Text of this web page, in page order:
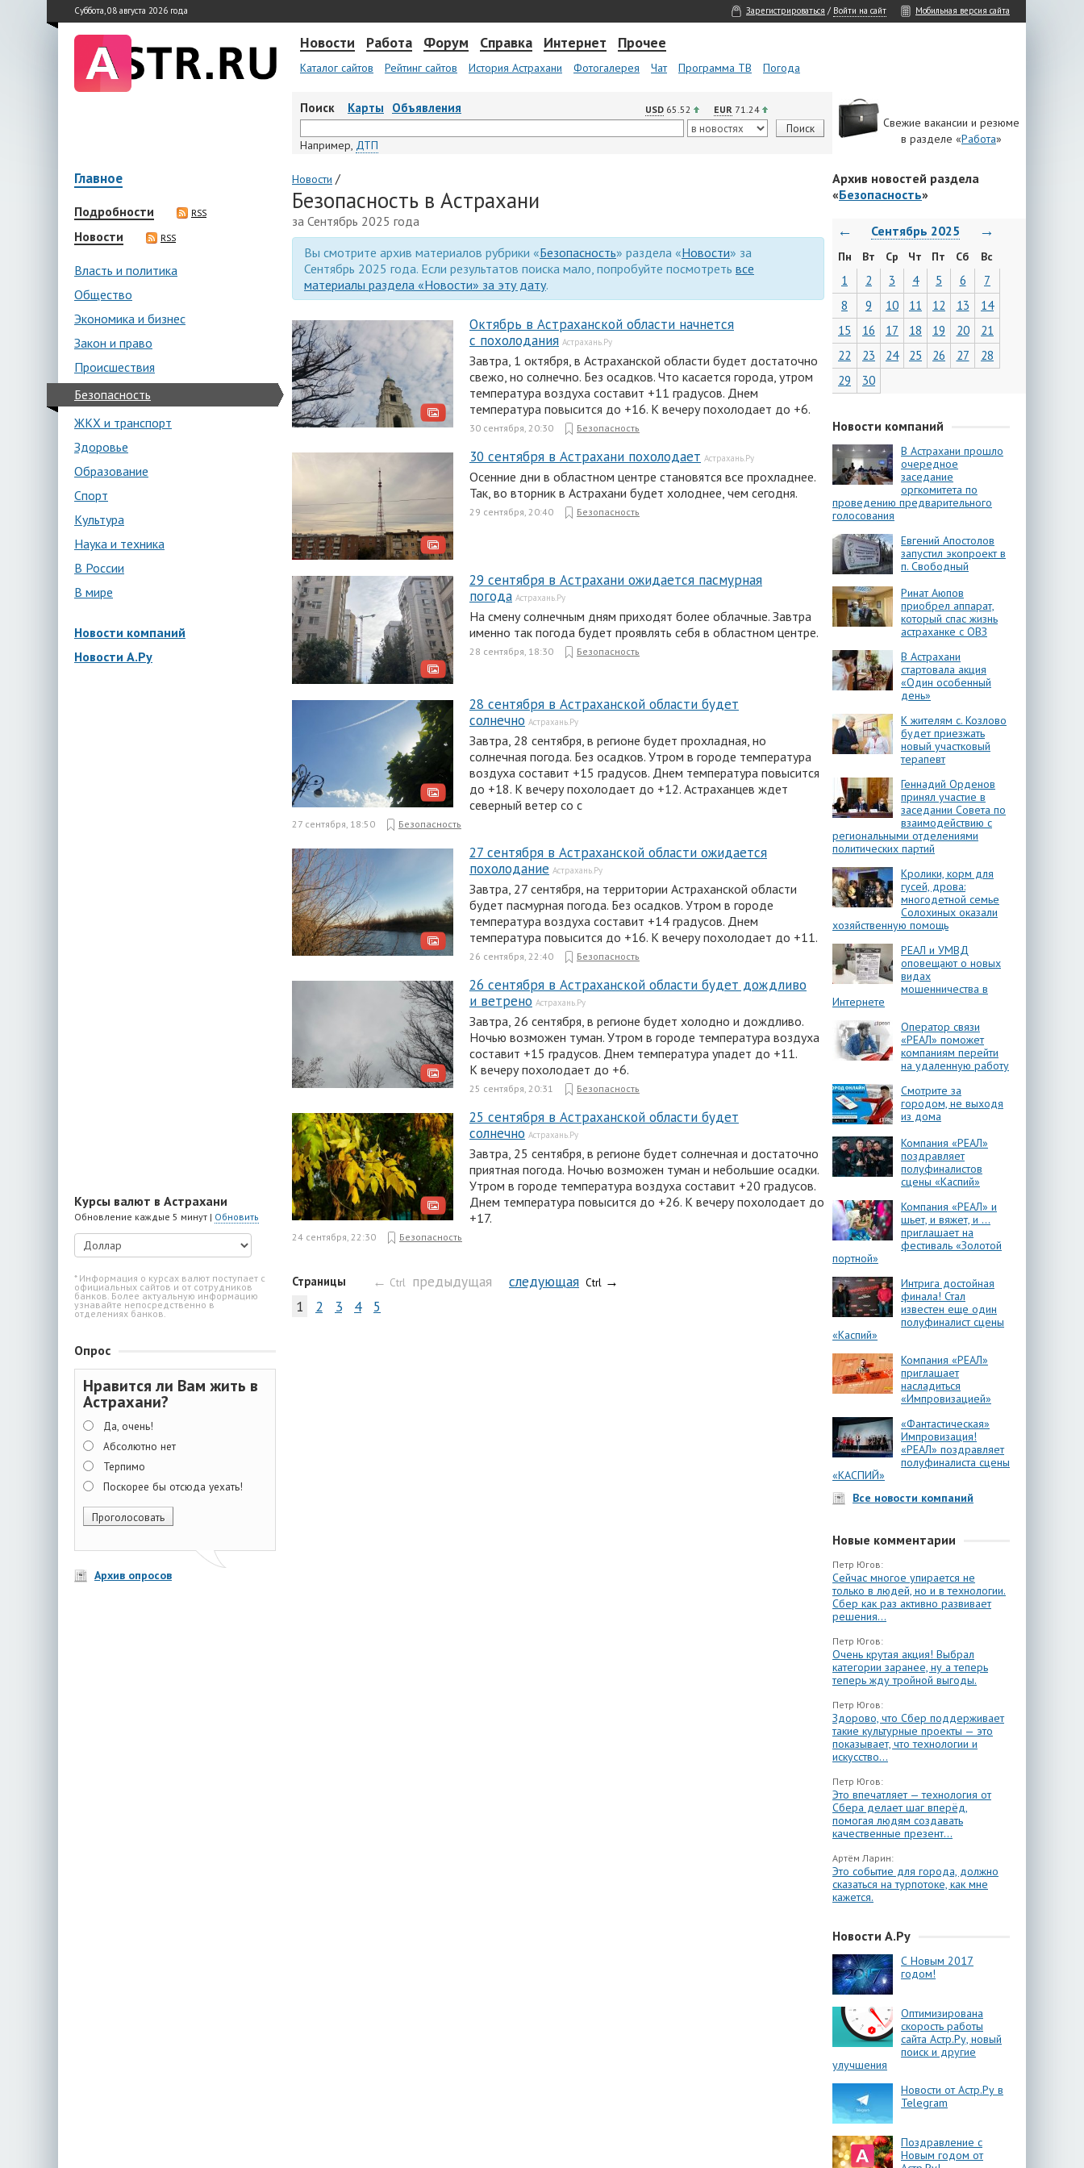
Суббота, 08 августа 2026 года Зарегистрироваться / Войти на сайт Мобильная версия сайта
Новости Работа Форум Справка Интернет Прочее
Каталог сайтов Рейтинг сайтов История Астрахани Фотогалерея Чат Программа ТВ Погода
Поиск Карты Объявления USD 65.52 EUR 71.24
Например, ДТП
Свежие вакансии и резюме
в разделе «Работа»
Главное
Подробности RSS
Новости RSS
Власть и политика
Общество
Экономика и бизнес
Закон и право
Происшествия
Безопасность
ЖКХ и транспорт
Здоровье
Образование
Спорт
Культура
Наука и техника
В России
В мире
Новости компаний
Новости А.Ру
Курсы валют в Астрахани
Обновление каждые 5 минут | Обновить
* Информация о курсах валют поступает с
официальных сайтов и от сотрудников
банков. Более актуальную информацию
узнавайте непосредственно в
отделениях банков.
Опрос
Нравится ли Вам жить в
Астрахани?
Да, очень!
Абсолютно нет
Терпимо
Поскорее бы отсюда уехать!
Архив опросов
Новости /
Безопасность в Астрахани
за Сентябрь 2025 года
Вы смотрите архив материалов рубрики «Безопасность» раздела «Новости» за
Сентябрь 2025 года. Если результатов поиска мало, попробуйте посмотреть все
материалы раздела «Новости» за эту дату.
Октябрь в Астраханской области начнется
с похолодания Астрахань.Ру
Завтра, 1 октября, в Астраханской области будет достаточно
свежо, но солнечно. Без осадков. Что касается города, утром
температура воздуха составит +11 градусов. Днем
температура повысится до +16. К вечеру похолодает до +6.
30 сентября, 20:30 Безопасность
30 сентября в Астрахани похолодает Астрахань.Ру
Осенние дни в областном центре становятся все прохладнее.
Так, во вторник в Астрахани будет холоднее, чем сегодня.
29 сентября, 20:40 Безопасность
29 сентября в Астрахани ожидается пасмурная
погода Астрахань.Ру
На смену солнечным дням приходят более облачные. Завтра
именно так погода будет проявлять себя в областном центре.
28 сентября, 18:30 Безопасность
28 сентября в Астраханской области будет
солнечно Астрахань.Ру
Завтра, 28 сентября, в регионе будет прохладная, но
солнечная погода. Без осадков. Утром в городе температура
воздуха составит +15 градусов. Днем температура повысится
до +18. К вечеру похолодает до +12. Астраханцев ждет
северный ветер со с
27 сентября, 18:50 Безопасность
27 сентября в Астраханской области ожидается
похолодание Астрахань.Ру
Завтра, 27 сентября, на территории Астраханской области
будет пасмурная погода. Без осадков. Утром в городе
температура воздуха составит +14 градусов. Днем
температура повысится до +16. К вечеру похолодает до +11.
26 сентября, 22:40 Безопасность
26 сентября в Астраханской области будет дождливо
и ветрено Астрахань.Ру
Завтра, 26 сентября, в регионе будет холодно и дождливо.
Ночью возможен туман. Утром в городе температура воздуха
составит +15 градусов. Днем температура упадет до +11.
К вечеру похолодает до +6.
25 сентября, 20:31 Безопасность
25 сентября в Астраханской области будет
солнечно Астрахань.Ру
Завтра, 25 сентября, в регионе будет солнечная и достаточно
приятная погода. Ночью возможен туман и небольшие осадки.
Утром в городе температура воздуха составит +20 градусов.
Днем температура повысится до +26. К вечеру похолодает до
+17.
24 сентября, 22:30 Безопасность
Страницы ← Ctrl предыдущая следующая Ctrl →
1
2 3 4 5
Архив новостей раздела
«Безопасность»
← Сентябрь 2025 →
Пн Вт Ср Чт Пт Сб Вс
1 2 3 4 5 6
7
8
9 10 11 12 13
14
15
16 17 18 19 20
21
22
23 24 25 26 27
28
29
30
Новости компаний
В Астрахани прошло
очередное
заседание
оргкомитета по
проведению предварительного
голосования
Евгений Апостолов
запустил экопроект в
п. Свободный
Ринат Аюпов
приобрел аппарат,
который спас жизнь
астраханке с ОВЗ
В Астрахани
стартовала акция
«Один особенный
день»
К жителям с. Козлово
будет приезжать
новый участковый
терапевт
Геннадий Орденов
принял участие в
заседании Совета по
взаимодействию с
региональными отделениями
политических партий
Кролики, корм для
гусей, дрова:
многодетной семье
Солохиных оказали
хозяйственную помощь
РЕАЛ и УМВД
оповещают о новых
видах
мошенничества в
Интернете
Оператор связи
«РЕАЛ» поможет
компаниям перейти
на удаленную работу
Смотрите за
городом, не выходя
из дома
Компания «РЕАЛ»
поздравляет
полуфиналистов
сцены «Каспий»
Компания «РЕАЛ» и
шьет, и вяжет, и …
приглашает на
фестиваль «Золотой
портной»
Интрига достойная
финала! Стал
известен еще один
полуфиналист сцены
«Каспий»
Компания «РЕАЛ»
приглашает
насладиться
«Импровизацией»
«Фантастическая»
Импровизация!
«РЕАЛ» поздравляет
полуфиналиста сцены
«КАСПИЙ»
Все новости компаний
Новые комментарии
Петр Югов:
Сейчас многое упирается не
только в людей, но и в технологии.
Сбер как раз активно развивает
решения...
Петр Югов:
Очень крутая акция! Выбрал
категории заранее, ну а теперь
теперь жду тройной выгоды.
Петр Югов:
Здорово, что Сбер поддерживает
такие культурные проекты — это
показывает, что технологии и
искусство...
Петр Югов:
Это впечатляет — технология от
Сбера делает шаг вперёд,
помогая людям создавать
качественные презент...
Артём Ларин:
Это событие для города, должно
сказаться на турпотоке, как мне
кажется.
Новости А.Ру
С Новым 2017
годом!
Оптимизирована
скорость работы
сайта Астр.Ру, новый
поиск и другие
улучшения
Новости от Астр.Ру в
Telegram
Поздравление с
Новым годом от